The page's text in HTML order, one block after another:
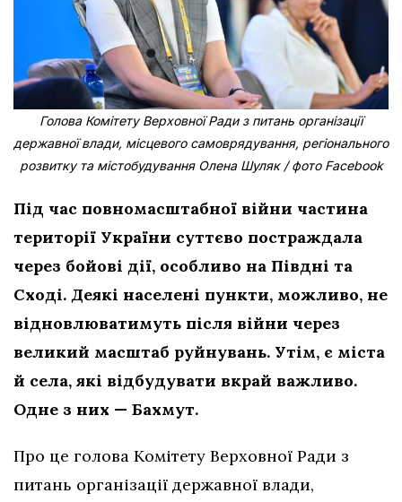
Голова Комітету Верховної Ради з питань організації
державної влади, місцевого самоврядування, регіонального
розвитку та містобудування Олена Шуляк / фото Facebook
Під час повномасштабної війни частина
території України суттєво постраждала
через бойові дії, особливо на Півдні та
Сході. Деякі населені пункти, можливо, не
відновлюватимуть після війни через
великий масштаб руйнувань. Утім, є міста
й села, які відбудувати вкрай важливо.
Одне з них — Бахмут.
Про це голова Комітету Верховної Ради з
питань організації державної влади,